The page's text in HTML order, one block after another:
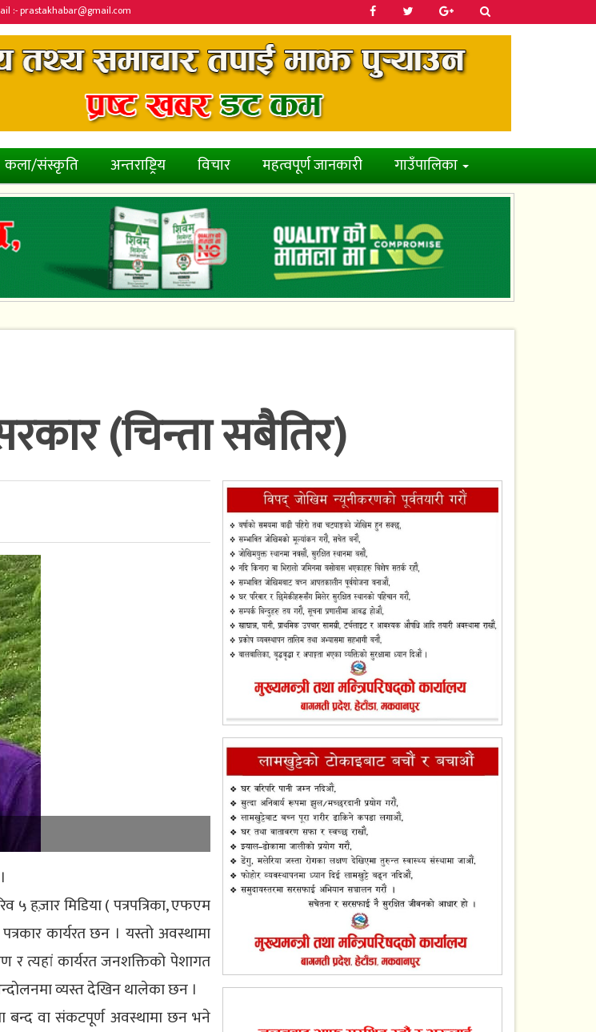
:- prastakhabar@gmail.com
कला/संस्कृति अन्तराष्ट्रिय विचार महत्वपूर्ण जानकारी गाउँपालिका
(चिन्ता सबैतिर)
५ हज़ार मिडिया ( पत्रपत्रिका, एफएम
कार्यरत छन । यस्तो अवस्थामा
र त्यहां कार्यरत जनशक्तिको पेशागत
व्यस्त देखिन थालेका छन ।
वा संकटपूर्ण अवस्थामा छन भने